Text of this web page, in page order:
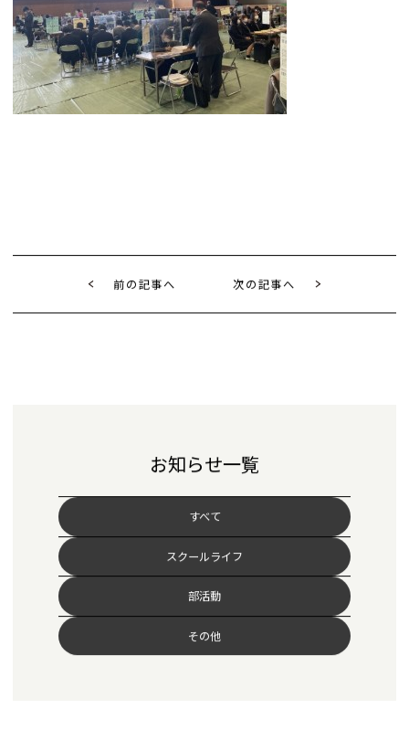
前の記事へ 次の記事へ
お知らせ一覧
すべて
スクールライフ
部活動
その他